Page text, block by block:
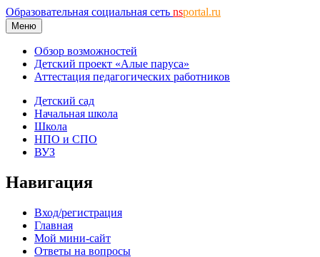
Образовательная социальная сеть nsportal.ru
Меню
Обзор возможностей
Детский проект «Алые паруса»
Аттестация педагогических работников
Детский сад
Начальная школа
Школа
НПО и СПО
ВУЗ
Навигация
Вход/регистрация
Главная
Мой мини-сайт
Ответы на вопросы